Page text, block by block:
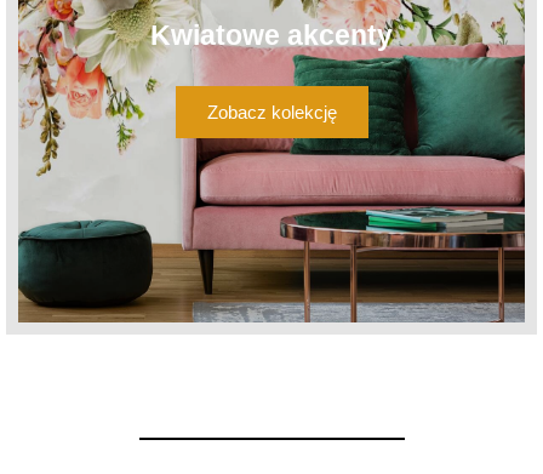
Kwiatowe akcenty
Zobacz kolekcję